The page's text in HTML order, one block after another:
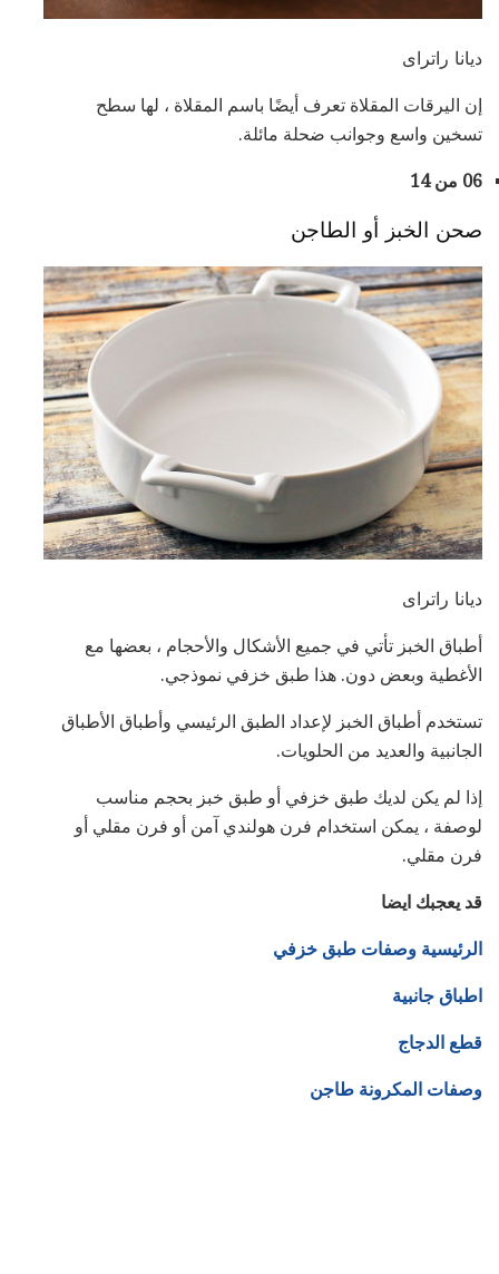
ديانا راتراى
إن اليرقات المقلاة تعرف أيضًا باسم المقلاة ، لها سطح
تسخين واسع وجوانب ضحلة مائلة.
06 من 14
صحن الخبز أو الطاجن
ديانا راتراى
أطباق الخبز تأتي في جميع الأشكال والأحجام ، بعضها مع
الأغطية وبعض دون. هذا طبق خزفي نموذجي.
تستخدم أطباق الخبز لإعداد الطبق الرئيسي وأطباق الأطباق
الجانبية والعديد من الحلويات.
إذا لم يكن لديك طبق خزفي أو طبق خبز بحجم مناسب
لوصفة ، يمكن استخدام فرن هولندي آمن أو فرن مقلي أو
فرن مقلي.
قد يعجبك ايضا
الرئيسية وصفات طبق خزفي
اطباق جانبية
قطع الدجاج
وصفات المكرونة طاجن